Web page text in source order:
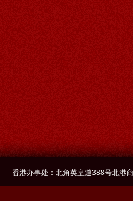
香港办事处：北角英皇道388号